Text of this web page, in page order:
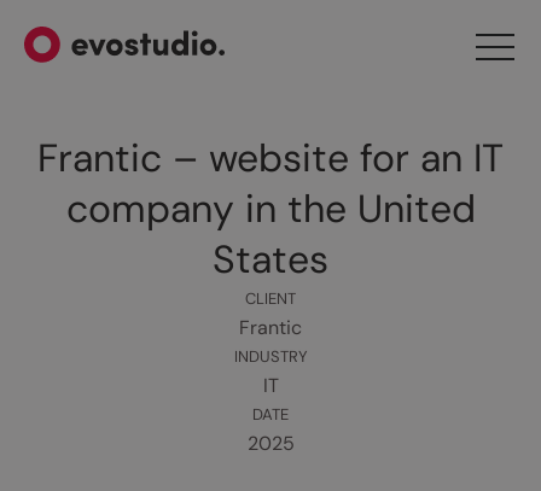
Frantic – website for an IT
company in the United
States
CLIENT
Frantic
INDUSTRY
IT
DATE
2025